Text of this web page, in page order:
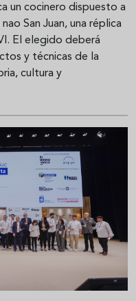
un cocinero dispuesto a
San Juan, una réplica
El elegido deberá
y técnicas de la
cultura y